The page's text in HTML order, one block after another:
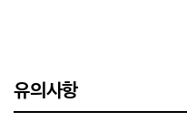
유의사항